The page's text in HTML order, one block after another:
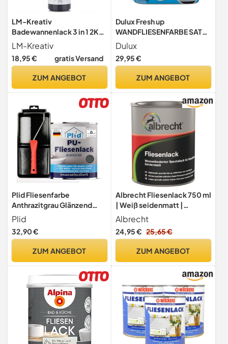
LM-Kreativ
Badewannenlack 3 in 1 2K
500ml - Schwarz wie Kohle
- Auch nutzbar als
Fliesenfarbe & Fliesenlack
Badewannen, Duschtassen.
wasserfest
LM-Kreativ
18,95 € gratis Versand
ZUM ANGEBOT
Dulux Fresh up
WANDFLIESENFARBE SAT
TAUPE, 750 ml, 5289290,
0,75 Liters
Dulux
29,95 €
ZUM ANGEBOT
Plid Fliesenfarbe
Anthrazitgrau Glänzend
0,75 l – mit Lackierset
Plid
32,90 €
ZUM ANGEBOT
Albrecht Fliesenlack 750 ml
| Weiß seidenmatt |
Wasserbasierter
Speziallack | 2-in-1
Grundierung & Decklack |
Bad | Lack der grundiert,
Albrecht
24,95 € 25,65 €
ZUM ANGEBOT